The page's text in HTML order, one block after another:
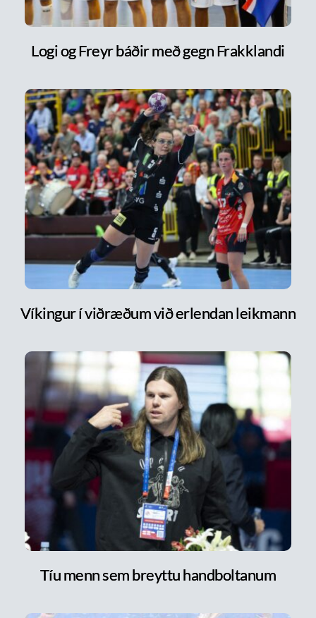
Logi og Freyr báðir með gegn Frakklandi
Víkingur í viðræðum við erlendan leikmann
Tíu menn sem breyttu handboltanum